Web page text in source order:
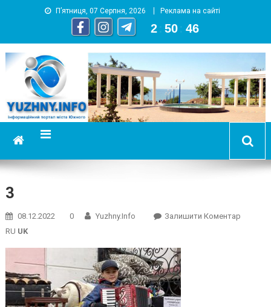
П’ятниця, 07 Серпня, 2026 Реклама на сайті
2 50 47
YUZHNY.INFO
информационный портал города Южный
3
08.12.2022 0 Yuzhny.info Залишити КоментарOn
RU UK